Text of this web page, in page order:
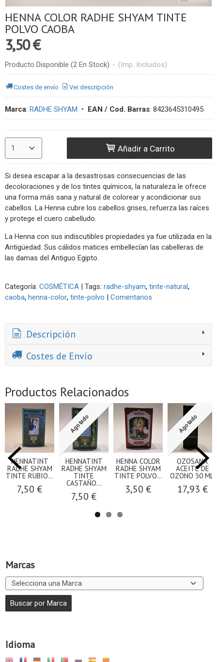
Marcas
Idioma
HENNA COLOR RADHE SHYAM TINTE
POLVO CAOBA
3,50 €
Producto Disponible (2 En Stock) - (Imp. Incluidos)
Costes de envío Ver descripción
Marca: RADHE SHYAM • EAN / Cod. Barras: 8423645310495
Añadir a Carrito
Si desea escapar a la desastrosas consecuencias de las
decoloraciones y de los tintes químicos, la naturaleza le ofrece
una forma más sana y natural de colorear y acondicionar sus
cabellos. La Henna cubre los cabellos grises, refuerza las raíces
y protege el cuero cabelludo.
La Henna con sus indiscutibles propiedades ya fue utilizada en la
Antigüedad. Sus cálidos matices embellecían las cabelleras de
las damas del Antiguo Egipto.
Categoría: COSMÉTICA | Tags: radhe-shyam tinte-natural
caoba henna-color tinte-polvo | Comentarios
Descripción
Costes de Envío
Productos Relacionados
HENNATINT
RADHE SHYAM
TINTE RUBIO...
7,50 €
Agotado
HENNATINT
RADHE SHYAM
TINTE
CASTAÑO...
7,50 €
HENNA COLOR
RADHE SHYAM
TINTE POLVO...
3,50 €
Agotado
OZOSANA
ACEITE DE
OZONO 30 ML.
17,93 €